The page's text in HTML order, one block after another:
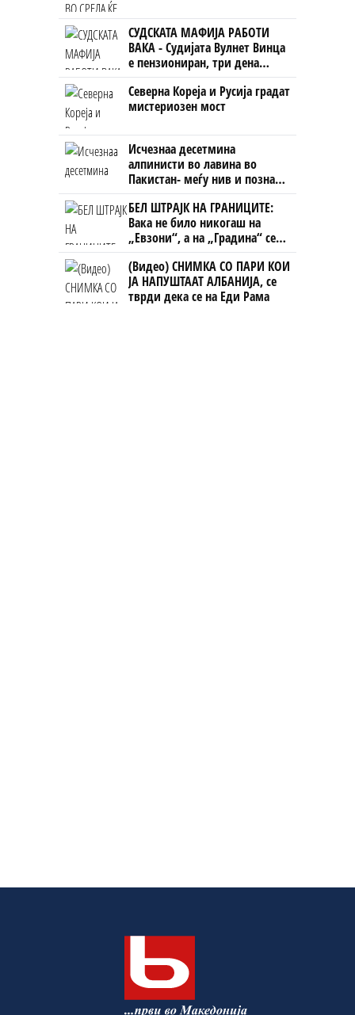
СУДСКАТА МАФИЈА РАБОТИ
ВАКА - Судијата Вулнет Винца
е пензиониран, три дена
откако му го врати пасошот
на бизнисменот Марковски
Северна Кореја и Русија градат
мистериозен мост
Исчезнаа десетмина
алпинисти во лавина во
Пакистан- меѓу нив и познат
Непалец
БЕЛ ШТРАЈК НА ГРАНИЦИТЕ:
Вака не било никогаш на
„Евзони“, а на „Градина“ се
чека и пет часа
(Видео) СНИМКА СО ПАРИ КОИ
ЈА НАПУШТААТ АЛБАНИЈА, се
тврди дека се на Еди Рама